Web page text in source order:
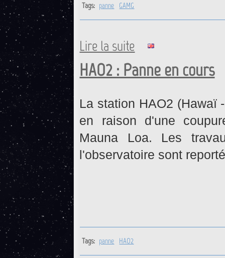
Tags: panne GAMG
Lire la suite de GAMG : Perte de
HAO2 : Panne en cours
La station HAO2 (Hawaï
en raison d'une
Mauna Loa. Les
l'observatoire sont
Tags: panne HAO2